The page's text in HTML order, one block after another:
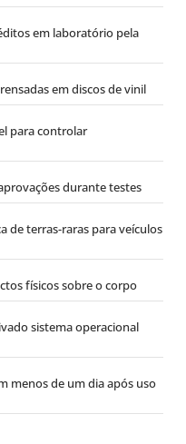
em laboratório pela
em discos de vinil
para controlar
durante testes
de terras-raras para veículos
físicos sobre o corpo
sistema operacional
menos de um dia após uso